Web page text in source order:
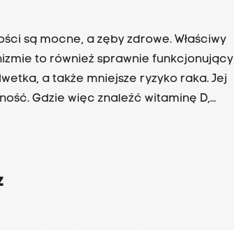
są mocne, a zęby zdrowe. Właściwy
to również sprawnie funkcjonujący
a także mniejsze ryzyko raka. Jej
Gdzie więc znaleźć witaminę D,